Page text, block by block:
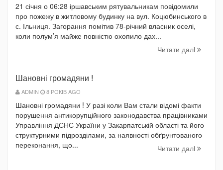
21 січня о 06:28 іршавським рятувальникам повідомили
про пожежу в житловому будинку на вул. Коцюбинського в
с. Ільниця. Загорання помітив 78-річний власник оселі,
коли полум’я майже повністю охопило дах...
Читати далi
Шановні громадяни !
ADMIN 8 РОКІВ AGO
Шановні громадяни ! У разі коли Вам стали відомі факти
порушення антикорупційного законодавства працівниками
Управління ДСНС України у Закарпатській області та його
структурними підрозділами, за наявності обґрунтованого
переконання, що...
Читати далi